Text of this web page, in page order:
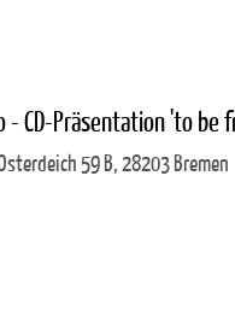
- CD-Präsentation 'to be
59 B, 28203 Bremen